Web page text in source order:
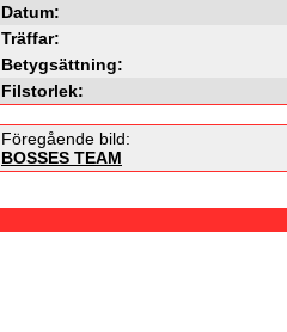
Datum:
Träffar:
Betygsättning:
Filstorlek:
Föregående bild:
BOSSES TEAM